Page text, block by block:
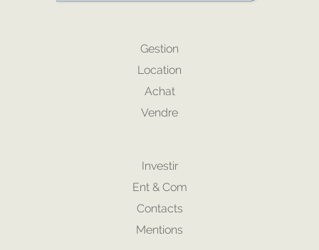
Gestion
Location
Achat
Vendre
Investir
Ent & Com
Contacts
Mentions